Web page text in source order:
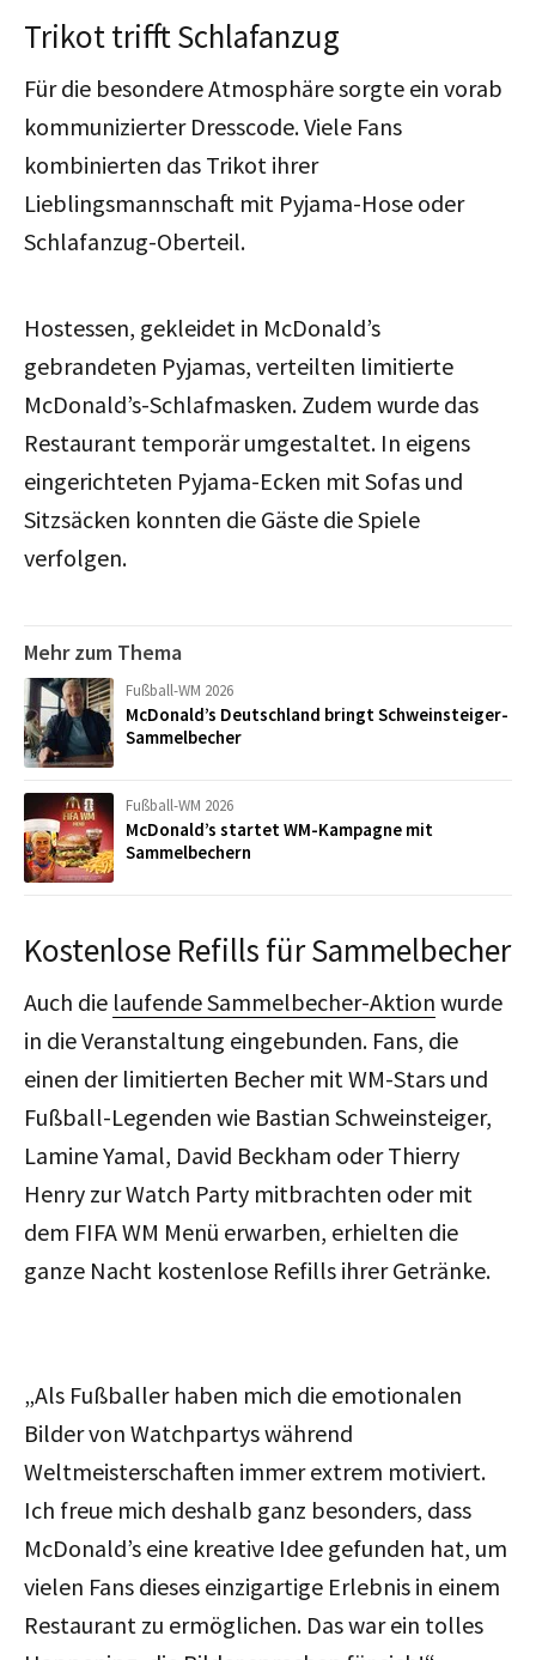
Trikot trifft Schlafanzug
Für die besondere Atmosphäre sorgte ein vorab
kommunizierter Dresscode. Viele Fans
kombinierten das Trikot ihrer
Lieblingsmannschaft mit Pyjama-Hose oder
Schlafanzug-Oberteil.
Hostessen, gekleidet in McDonald’s
gebrandeten Pyjamas, verteilten limitierte
McDonald’s-Schlafmasken. Zudem wurde das
Restaurant temporär umgestaltet. In eigens
eingerichteten Pyjama-Ecken mit Sofas und
Sitzsäcken konnten die Gäste die Spiele
verfolgen.
Mehr zum Thema
Fußball-WM 2026
McDonald’s Deutschland bringt Schweinsteiger-
Sammelbecher
Fußball-WM 2026
McDonald’s startet WM-Kampagne mit
Sammelbechern
Kostenlose Refills für Sammelbecher
Auch die laufende Sammelbecher-Aktion wurde
in die Veranstaltung eingebunden. Fans, die
einen der limitierten Becher mit WM-Stars und
Fußball-Legenden wie Bastian Schweinsteiger,
Lamine Yamal, David Beckham oder Thierry
Henry zur Watch Party mitbrachten oder mit
dem FIFA WM Menü erwarben, erhielten die
ganze Nacht kostenlose Refills ihrer Getränke.
„Als Fußballer haben mich die emotionalen
Bilder von Watchpartys während
Weltmeisterschaften immer extrem motiviert.
Ich freue mich deshalb ganz besonders, dass
McDonald’s eine kreative Idee gefunden hat, um
vielen Fans dieses einzigartige Erlebnis in einem
Restaurant zu ermöglichen. Das war ein tolles